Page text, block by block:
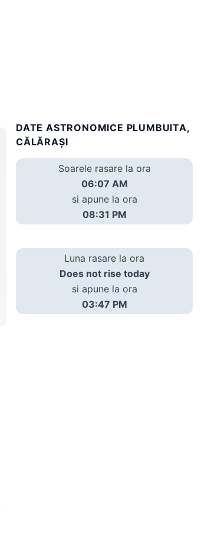
DATE ASTRONOMICE PLUMBUITA,
CĂLĂRAȘI
Soarele rasare la ora
06:07 AM
si apune la ora
08:31 PM
Luna rasare la ora
Does not rise today
si apune la ora
03:47 PM